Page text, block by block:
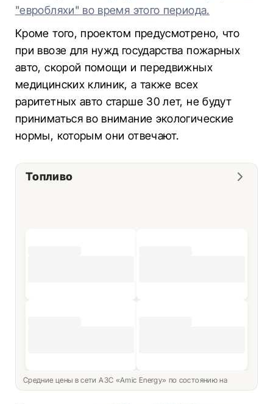
"евробляхи" во время этого периода.
Кроме того, проектом предусмотрено, что
при ввозе для нужд государства пожарных
авто, скорой помощи и передвижных
медицинских клиник, а также всех
раритетных авто старше 30 лет, не будут
приниматься во внимание экологические
нормы, которым они отвечают.
Топливо
Средние цены в сети АЗС «Amic Energy» по состоянию на